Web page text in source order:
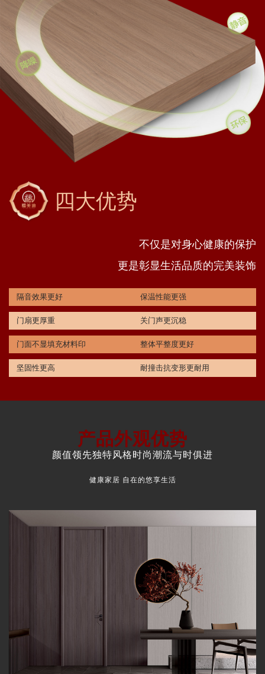
四大优势
不仅是对身心健康的保护
更是彰显生活品质的完美装饰
隔音效果更好 保温性能更强
门扇更厚重 关门声更沉稳
门面不显填充材料印 整体平整度更好
坚固性更高 耐撞击抗变形更耐用
产品外观优势
颜值领先独特风格时尚潮流与时俱进
健康家居 自在的悠享生活